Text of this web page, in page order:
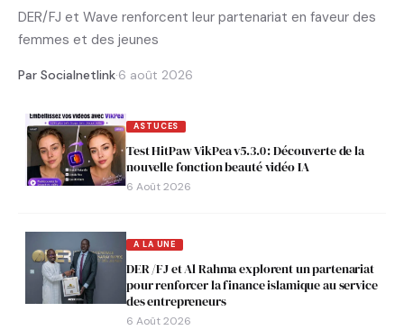
DER/FJ et Wave renforcent leur partenariat en faveur des
femmes et des jeunes
Par Socialnetlink·6 août 2026
ASTUCES
Test HitPaw VikPea v5.3.0 : Découverte de la
nouvelle fonction beauté vidéo IA
6 Août 2026
A LA UNE
DER /FJ et Al Rahma explorent un partenariat
pour renforcer la finance islamique au service
des entrepreneurs
6 Août 2026